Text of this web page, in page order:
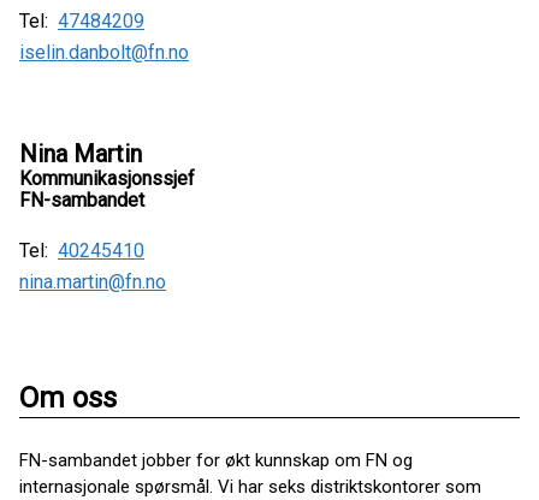
Tel: 47484209
iselin.danbolt@fn.no
Nina Martin
Kommunikasjonssjef
FN-sambandet
Tel: 40245410
nina.martin@fn.no
Om oss
FN-sambandet jobber for økt kunnskap om FN og
internasjonale spørsmål. Vi har seks distriktskontorer som